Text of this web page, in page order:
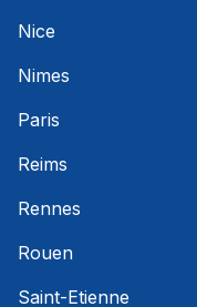
Nice
Nimes
Paris
Reims
Rennes
Rouen
Saint-Etienne